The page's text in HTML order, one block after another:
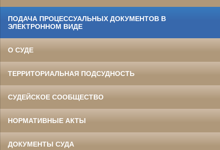
ПОДАЧА ПРОЦЕССУАЛЬНЫХ ДОКУМЕНТОВ В
ЭЛЕКТРОННОМ ВИДЕ
О СУДЕ
ТЕРРИТОРИАЛЬНАЯ ПОДСУДНОСТЬ
СУДЕЙСКОЕ СООБЩЕСТВО
НОРМАТИВНЫЕ АКТЫ
ДОКУМЕНТЫ СУДА